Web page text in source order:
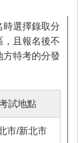
時選擇錄取分
，且報名後不
方特考的分發
試地點
市/新北市